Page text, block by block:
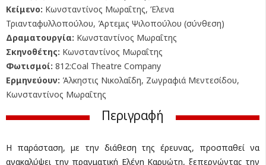
Κείμενο: Κωνσταντίνος Μωραΐτης, Έλενα
Τριανταφυλλοπούλου, Άρτεμις Ψιλοπούλου (σύνθεση)
Δραματουργία: Κωνσταντίνος Μωραΐτης
Σκηνοθέτης: Κωνσταντίνος Μωραΐτης
Φωτισμοί: 812:Coal Theatre Company
Ερμηνεύουν: Άλκηστις Νικολαΐδη, Ζωγραφιά Μεντεσίδου,
Κωνσταντίνος Μωραΐτης
Περιγραφή
Η παράσταση, με την διάθεση της έρευνας, προσπαθεί να
ανακαλύψει την πραγματική Ελένη Καρυώτη, ξεπερνώντας την